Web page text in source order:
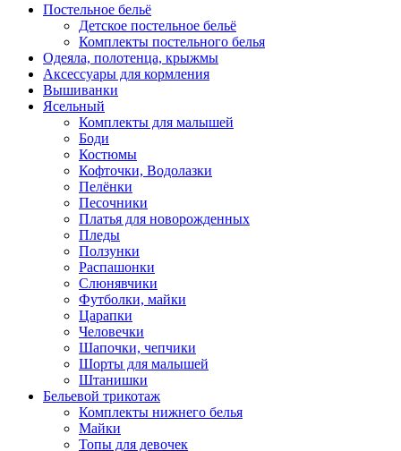
Постельное бельё
Детское постельное бельё
Комплекты постельного белья
Одеяла, полотенца, крыжмы
Аксессуары для кормления
Вышиванки
Ясельный
Комплекты для малышей
Боди
Костюмы
Кофточки, Водолазки
Пелёнки
Песочники
Платья для новорожденных
Пледы
Ползунки
Распашонки
Слюнявчики
Футболки, майки
Царапки
Человечки
Шапочки, чепчики
Шорты для малышей
Штанишки
Бельевой трикотаж
Комплекты нижнего белья
Майки
Топы для девочек